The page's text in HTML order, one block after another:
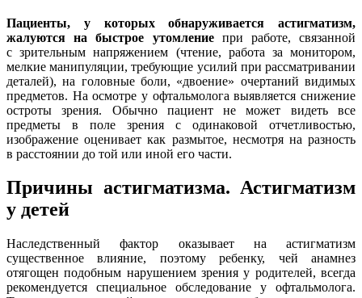
Пациенты, у которых обнаруживается астигматизм,
жалуются на быстрое утомлениепри работе, связанной
с зрительным напряжением (чтение, работа за монитором,
мелкие манипуляции, требующие усилий при рассматривании
деталей), на головные боли, «двоение» очертаний видимых
предметов. На осмотре у офтальмолога выявляется снижение
остроты зрения. Обычно пациент не может видеть все
предметы в поле зрения с одинаковой отчетливостью,
изображение оценивает как размытое, несмотря на разность
в расстоянии до той или иной его части.
Причины астигматизма. Астигматизм
у детей
Наследственный фактор оказывает на астигматизм
существенное влияние, поэтому ребенку, чей анамнез
отягощен подобным нарушением зрения у родителей, всегда
рекомендуется специальное обследование у офтальмолога.